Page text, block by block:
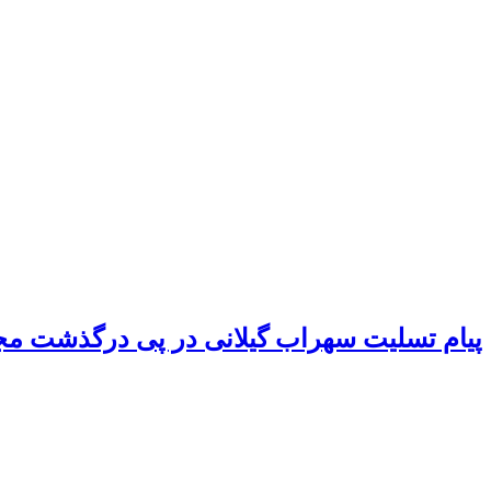
پیام تسلیت سهراب گیلانی در پی درگذشت